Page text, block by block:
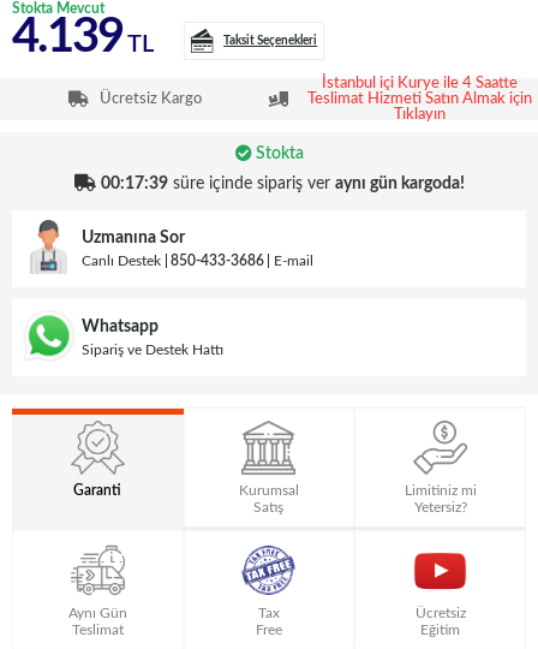
Stokta Mevcut
4.139 TL Taksit Seçenekleri
Ücretsiz Kargo
İstanbul içi Kurye ile 4 Saatte
Teslimat Hizmeti Satın Almak için
Tıklayın
Stokta
00:17:39süre içinde sipariş ver aynı gün kargoda!
Uzmanına Sor
Canlı Destek 850-433-3686 E-mail
Whatsapp
Sipariş ve Destek Hattı
Garanti
Kurumsal
Satış
Limitiniz mi
Yetersiz?
Aynı Gün
Teslimat
Tax
Free
Ücretsiz
Eğitim